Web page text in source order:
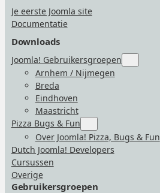
Je eerste Joomla site
Documentatie
Downloads
Joomla! Gebruikersgroepen
for
Arnhem / Nijmegen
Breda
Eindhoven
Maastricht
Pizza Bugs & Fun
for
“Pizza
Bugs
Over Joomla! Pizza, Bugs & Fun
Dutch Joomla! Developers
Cursussen
Overige
Gebruikersgroepen